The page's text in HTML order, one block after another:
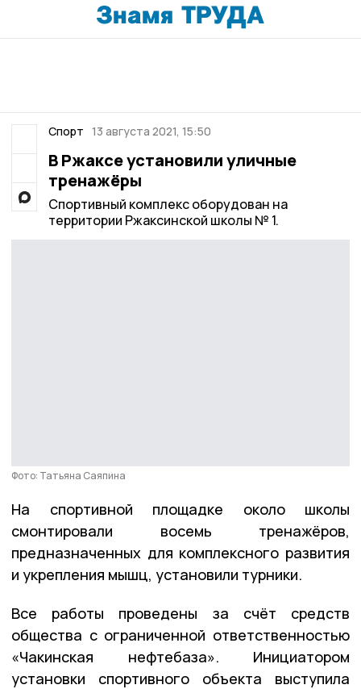
Спорт 13 августа 2021, 15:50
В Ржаксе установили уличные
тренажёры
Спортивный комплекс оборудован на
территории Ржаксинской школы № 1.
Фото: Татьяна Саяпина
На спортивной площадке около школы
смонтировали восемь тренажёров,
предназначенных для комплексного развития
и укрепления мышц, установили турники.
Все работы проведены за счёт средств
общества с ограниченной ответственностью
«Чакинская нефтебаза». Инициатором
установки спортивного объекта выступила